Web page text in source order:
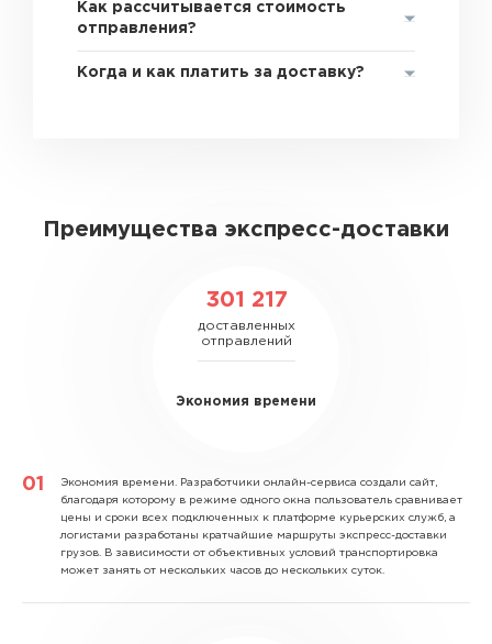
Как рассчитывается стоимость
отправления?
Когда и как платить за доставку?
Преимущества экспресс-доставки
301 217
доставленных
отправлений
Экономия времени
Экономия времени. Разработчики онлайн-сервиса создали сайт,
благодаря которому в режиме одного окна пользователь сравнивает
цены и сроки всех подключенных к платформе курьерских служб, а
логистами разработаны кратчайшие маршруты экспресс-доставки
грузов. В зависимости от объективных условий транспортировка
может занять от нескольких часов до нескольких суток.